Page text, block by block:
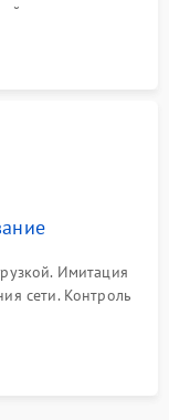
порогов
старения АКБ.
Имитация
сети. Контроль
режима и